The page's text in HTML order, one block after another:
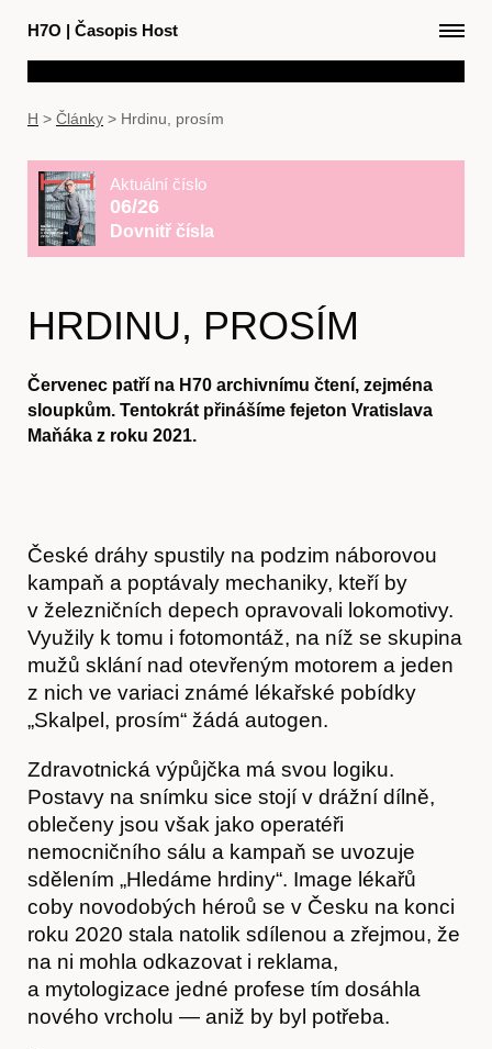
H7O | Časopis Host
H > Články > Hrdinu, prosím
Aktuální číslo
06/26
Dovnitř čísla
HRDINU, PROSÍM
Červenec patří na H70 archivnímu čtení, zejména
sloupkům. Tentokrát přinášíme fejeton Vratislava
Maňáka z roku 2021.
České dráhy spustily na podzim náborovou
kampaň a poptávaly mechaniky, kteří by
v železničních depech opravovali lokomotivy.
Využily k tomu i fotomontáž, na níž se skupina
mužů sklání nad otevřeným motorem a jeden
z nich ve variaci známé lékařské pobídky
„Skalpel, prosím“ žádá autogen.
Zdravotnická výpůjčka má svou logiku.
Postavy na snímku sice stojí v drážní dílně,
oblečeny jsou však jako operatéři
nemocničního sálu a kampaň se uvozuje
sdělením „Hledáme hrdiny“. Image lékařů
coby novodobých héroů se v Česku na konci
roku 2020 stala natolik sdílenou a zřejmou, že
na ni mohla odkazovat i reklama,
a mytologizace jedné profese tím dosáhla
nového vrcholu — aniž by byl potřeba.